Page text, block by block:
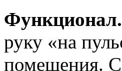
Функционал.
руку «на
помещения.